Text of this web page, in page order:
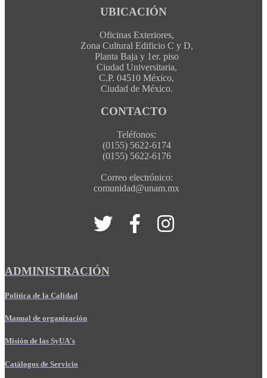
UBICACIÓN
Oficinas Exteriores,
Zona Cultural Edificio C y D,
Planta Baja y 1er. piso
Ciudad Universitaria,
C.P. 04510 México,
Ciudad de México.
CONTACTO
Teléfonos:
(0155) 5622-6174
(0155) 5622-6176
Correo electrónico:
comunidad@unam.mx
ADMINISTRACIÓN
Política de la Calidad
Manual de organización
Misión de las SyUA's
Catálogos de Servicio